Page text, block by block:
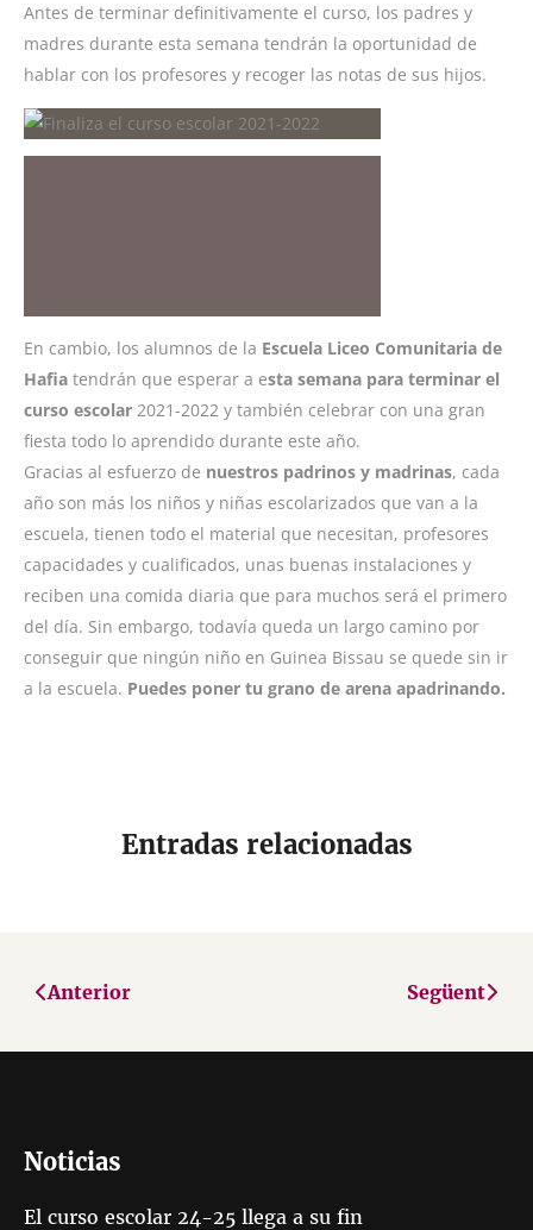
Antes de terminar definitivamente el curso, los padres y
madres durante esta semana tendrán la oportunidad de
hablar con los profesores y recoger las notas de sus hijos.
En cambio, los alumnos de la Escuela Liceo Comunitaria de
Hafia tendrán que esperar a esta semana para terminar el
curso escolar 2021-2022 y también celebrar con una gran
fiesta todo lo aprendido durante este año.
Gracias al esfuerzo de nuestros padrinos y madrinas, cada
año son más los niños y niñas escolarizados que van a la
escuela, tienen todo el material que necesitan, profesores
capacidades y cualificados, unas buenas instalaciones y
reciben una comida diaria que para muchos será el primero
del día. Sin embargo, todavía queda un largo camino por
conseguir que ningún niño en Guinea Bissau se quede sin ir
a la escuela. Puedes poner tu grano de arena apadrinando.
Entradas relacionadas
Anterior Següent
Noticias
El curso escolar 24-25 llega a su fin